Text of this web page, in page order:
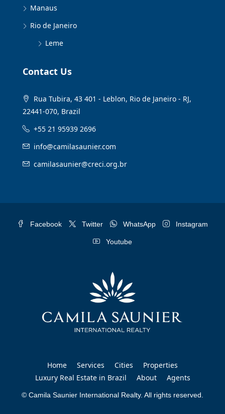
Manaus
Rio de Janeiro
Leme
Contact Us
Rua Tubira, 43 401 - Leblon, Rio de Janeiro - RJ,
22441-070, Brazil
+55 21 95939 2696
info@camilasaunier.com
camilasaunier@creci.org.br
Facebook Twitter WhatsApp Instagram
Youtube
Home Services Cities
Properties
Luxury Real Estate in Brazil
About Agents
© Camila Saunier International Realty. All rights reserved.